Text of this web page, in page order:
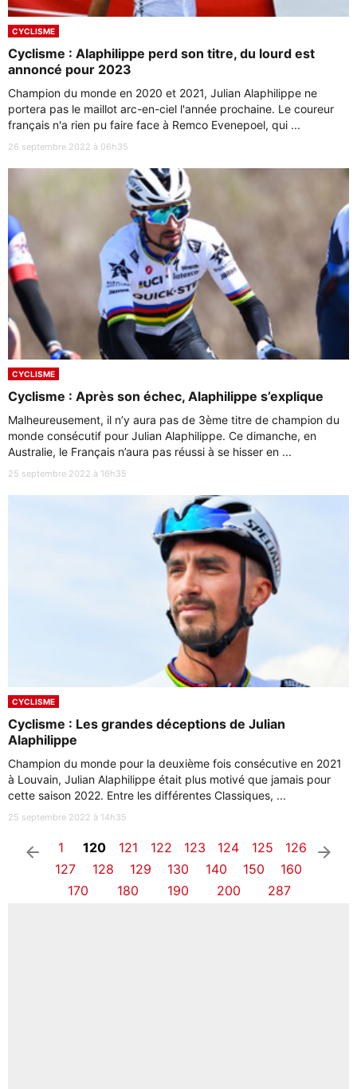
CYCLISME
Cyclisme : Alaphilippe perd son titre, du lourd est
annoncé pour 2023
Champion du monde en 2020 et 2021, Julian Alaphilippe ne
portera pas le maillot arc-en-ciel l'année prochaine. Le coureur
français n'a rien pu faire face à Remco Evenepoel, qui ...
26 septembre 2022 à 06h35
CYCLISME
Cyclisme : Après son échec, Alaphilippe s’explique
Malheureusement, il n’y aura pas de 3ème titre de champion du
monde consécutif pour Julian Alaphilippe. Ce dimanche, en
Australie, le Français n’aura pas réussi à se hisser en ...
25 septembre 2022 à 16h35
CYCLISME
Cyclisme : Les grandes déceptions de Julian
Alaphilippe
Champion du monde pour la deuxième fois consécutive en 2021
à Louvain, Julian Alaphilippe était plus motivé que jamais pour
cette saison 2022. Entre les différentes Classiques, ...
25 septembre 2022 à 14h35
arrow_left 1 120 121 122 123 124 125
126
127
128 129 130 140 150
160
170
180 190 200 287
arrow_right